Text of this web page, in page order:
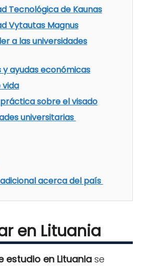
Tecnológica de Kaunas
Vytautas Magnus
a las universidades
y ayudas económicas
vida
sobre el visado
universitarias
acerca del país
en Lituania
estudio en Lituania se